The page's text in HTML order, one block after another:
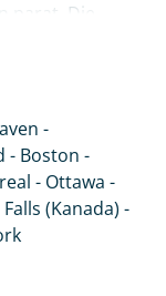
Die
denken,
und
für viele
Wunschliste.
zu bieten.
ihren
-
- Boston -
- Ottawa -
(Kanada) -